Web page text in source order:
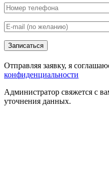
Записаться
Отправляя заявку, я
конфиденциальности
Администратор свяжется с
уточнения данных.